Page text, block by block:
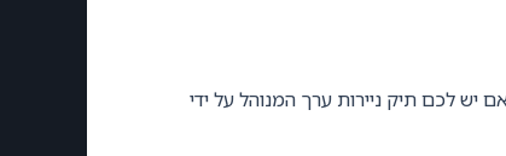
לכם תיק ניירות ערך המנוהל על ידי